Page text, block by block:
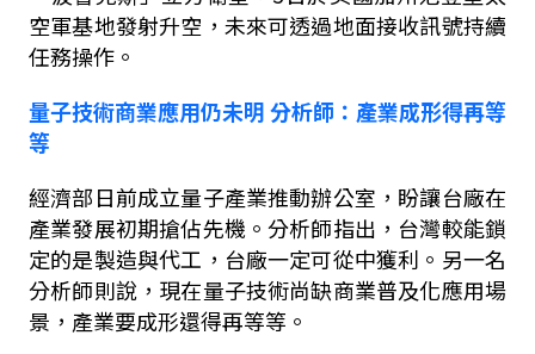
空軍基地發射升空，未來可透過地面接收訊號持續
任務操作。
量子技術商業應用仍未明分析師：產業成形得再等
等
經濟部日前成立量子產業推動辦公室，盼讓台廠在
產業發展初期搶佔先機。分析師指出，台灣較能鎖
定的是製造與代工，台廠一定可從中獲利。另一名
分析師則說，現在量子技術尚缺商業普及化應用場
景，產業要成形還得再等等。